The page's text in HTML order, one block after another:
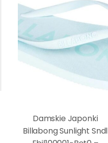
Damskie Japonki
Billabong Sunlight Sndl